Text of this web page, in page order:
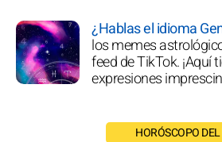
¿Hablas el idioma
los memes
feed de TikTok. ¡Aquí
expresiones
HORÓSCOPO